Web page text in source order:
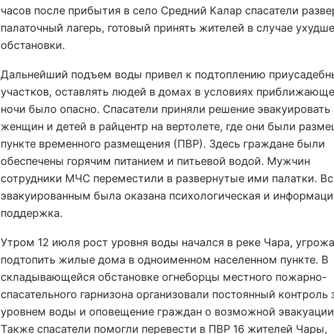
часов после прибытия в село Средний Калар спасатели
палаточный лагерь, готовый принять жителей в случае
обстановки.
Дальнейший подъем воды привел к подтоплению
участков, оставлять людей в домах в условиях
ночи было опасно. Спасатели приняли решение эвакуировать
женщин и детей в райцентр на вертолете, где они были
пункте временного размещения (ПВР). Здесь граждане были
обеспечены горячим питанием и питьевой водой. Мужчин
сотрудники МЧС переместили в развернутые ими палатки.
эвакуированным была оказана психологическая и
поддержка.
Утром 12 июля рост уровня воды начался в реке Чара,
подтопить жилые дома в одноименном населенном пункте. В
складывающейся обстановке огнеборцы местного пожарно-
спасательного гарнизона организовали постоянный контроль
уровнем воды и оповещение граждан о возможной
Также спасатели помогли перевести в ПВР 16 жителей Чары,